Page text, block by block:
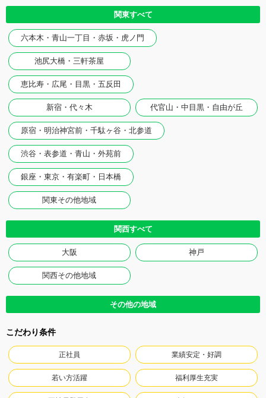
関東すべて
六本木・青山一丁目・赤坂・虎ノ門
池尻大橋・三軒茶屋
恵比寿・広尾・目黒・五反田
新宿・代々木 代官山・中目黒・自由が丘
原宿・明治神宮前・千駄ヶ谷・北参道
渋谷・表参道・青山・外苑前
銀座・東京・有楽町・日本橋
関東その他地域
関西すべて
大阪 神戸
関西その他地域
その他の地域
こだわり条件
正社員 業績安定・好調
若い方活躍 福利厚生充実